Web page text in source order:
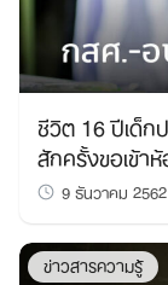
ชีวิต 16 ปีเด็ก
สักครั้งขอเข้า
9 ธันวาคม 2562
ข่าวสารความรู้